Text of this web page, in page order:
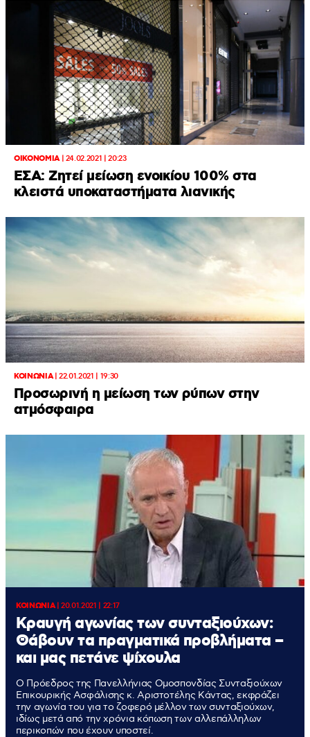
ΟΙΚΟΝΟΜΙΑ| 24.02.2021 | 20:23
ΕΣΑ: Ζητεί μείωση ενοικίου 100% στα
κλειστά υποκαταστήματα λιανικής
ΚΟΙΝΩΝΙΑ|22.01.2021 | 19:30
Προσωρινή η μείωση των ρύπων στην
ατμόσφαιρα
ΚΟΙΝΩΝΙΑ|20.01.2021 | 22:17
Κραυγή αγωνίας των συνταξιούχων:
Θάβουν τα πραγματικά προβλήματα –
και μας πετάνε ψίχουλα
Ο Πρόεδρος της Πανελλήνιας Ομοσπονδίας Συνταξιούχων
Επικουρικής Ασφάλισης κ. Αριστοτέλης Κάντας, εκφράζει
την αγωνία του για το ζοφερό μέλλον των συνταξιούχων,
ιδίως μετά από την χρόνια κόπωση των αλλεπάλληλων
περικοπών που έχουν υποστεί.